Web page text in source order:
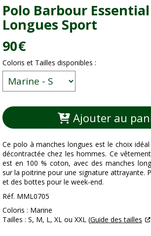
Polo Barbour
Longues Sport
90€
Coloris et Tailles disponibles :
Ajouter au
Ce polo à manches longues est le choix
décontractée chez les hommes. Ce
est en 100 % coton, avec des manches
sur la poitrine pour une signature attrayante.
et des bottes pour le week-end.
Réf. MML0705
Coloris : Marine
Tailles : S, M, L, XL ou XXL (Guide des tailles